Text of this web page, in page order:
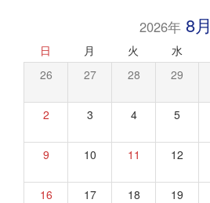
2026年8月
日 月 火 水
26 27 28 29
2 3 4 5
9 10 11 12
16 17 18 19